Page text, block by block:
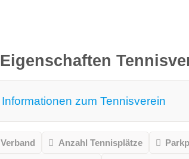
Eigenschaften
Informationen zum Tennisverein
Verband Anzahl Tennisplätze